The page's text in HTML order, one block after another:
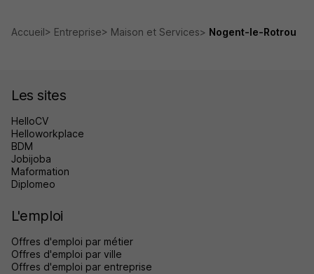
Accueil Entreprise Maison et Services Nogent-le-Rotrou
Les sites
HelloCV
Helloworkplace
BDM
Jobijoba
Maformation
Diplomeo
L'emploi
Offres d'emploi par métier
Offres d'emploi par ville
Offres d'emploi par entreprise